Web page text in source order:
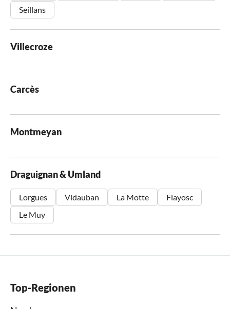
Seillans
Villecroze
Carcès
Montmeyan
Draguignan & Umland
Lorgues Vidauban La Motte
Flayosc
Le Muy
Top-Regionen